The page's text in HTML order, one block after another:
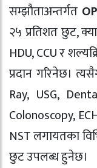
सम्झौताअन्तर्गत
२५ प्रतिशत छुट,
HDU, CCU र
प्रदान गरिनेछ।
Ray, USG,
Colonoscopy,
NST लगायतका
छुट उपलब्ध हुनेछ।